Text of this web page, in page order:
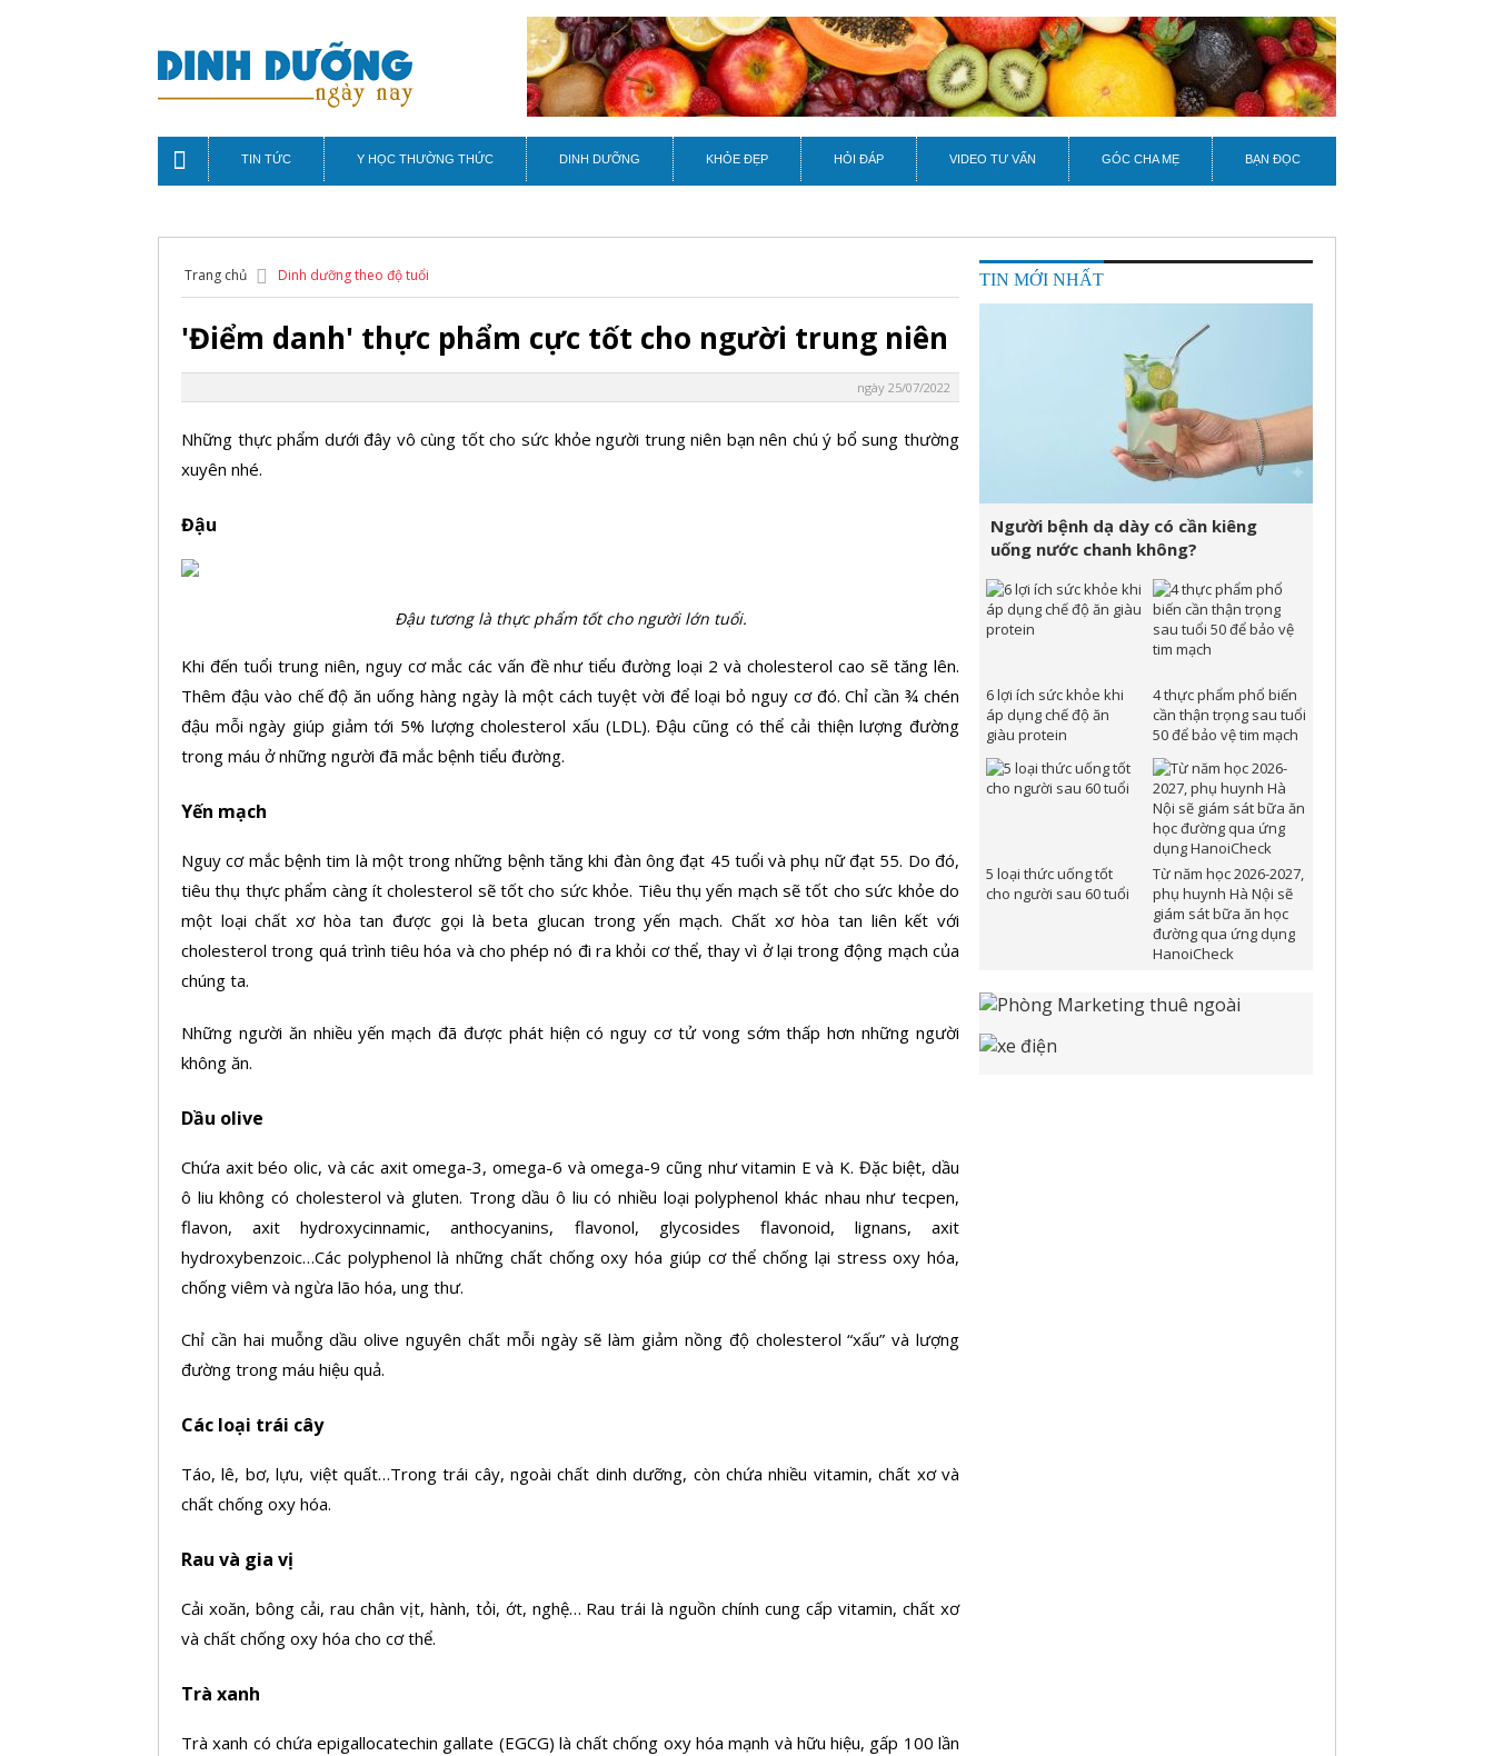
TIN TỨC Y HỌC THƯỜNG THỨC DINH DƯỠNG KHỎE ĐẸP HỎI ĐÁP VIDEO TƯ VẤN GÓC CHA MẸ BẠN ĐỌC
Trang chủ Dinh dưỡng theo độ tuổi
'Điểm danh' thực phẩm cực tốt cho người trung niên
ngày 25/07/2022
Những thực phẩm dưới đây vô cùng tốt cho sức khỏe người trung niên bạn nên chú ý bổ sung thường
xuyên nhé.
Đậu
Đậu tương là thực phẩm tốt cho người lớn tuổi.
Khi đến tuổi trung niên, nguy cơ mắc các vấn đề như tiểu đường loại 2 và cholesterol cao sẽ tăng lên.
Thêm đậu vào chế độ ăn uống hàng ngày là một cách tuyệt vời để loại bỏ nguy cơ đó. Chỉ cần ¾ chén
đậu mỗi ngày giúp giảm tới 5% lượng cholesterol xấu (LDL). Đậu cũng có thể cải thiện lượng đường
trong máu ở những người đã mắc bệnh tiểu đường.
Yến mạch
Nguy cơ mắc bệnh tim là một trong những bệnh tăng khi đàn ông đạt 45 tuổi và phụ nữ đạt 55. Do đó,
tiêu thụ thực phẩm càng ít cholesterol sẽ tốt cho sức khỏe. Tiêu thụ yến mạch sẽ tốt cho sức khỏe do
một loại chất xơ hòa tan được gọi là beta glucan trong yến mạch. Chất xơ hòa tan liên kết với
cholesterol trong quá trình tiêu hóa và cho phép nó đi ra khỏi cơ thể, thay vì ở lại trong động mạch của
chúng ta.
Những người ăn nhiều yến mạch đã được phát hiện có nguy cơ tử vong sớm thấp hơn những người
không ăn.
Dầu olive
Chứa axit béo olic, và các axit omega-3, omega-6 và omega-9 cũng như vitamin E và K. Đặc biệt, dầu
ô liu không có cholesterol và gluten. Trong dầu ô liu có nhiều loại polyphenol khác nhau như tecpen,
flavon, axit hydroxycinnamic, anthocyanins, flavonol, glycosides flavonoid, lignans, axit
hydroxybenzoic…Các polyphenol là những chất chống oxy hóa giúp cơ thể chống lại stress oxy hóa,
chống viêm và ngừa lão hóa, ung thư.
Chỉ cần hai muỗng dầu olive nguyên chất mỗi ngày sẽ làm giảm nồng độ cholesterol “xấu” và lượng
đường trong máu hiệu quả.
Các loại trái cây
Táo, lê, bơ, lựu, việt quất…Trong trái cây, ngoài chất dinh dưỡng, còn chứa nhiều vitamin, chất xơ và
chất chống oxy hóa.
Rau và gia vị
Cải xoăn, bông cải, rau chân vịt, hành, tỏi, ớt, nghệ… Rau trái là nguồn chính cung cấp vitamin, chất xơ
và chất chống oxy hóa cho cơ thể.
Trà xanh
Trà xanh có chứa epigallocatechin gallate (EGCG) là chất chống oxy hóa mạnh và hữu hiệu, gấp 100 lần
TIN MỚI NHẤT
Người bệnh dạ dày có cần kiêng
uống nước chanh không?
6 lợi ích sức khỏe khi
áp dụng chế độ ăn
giàu protein
4 thực phẩm phổ biến
cần thận trọng sau tuổi
50 để bảo vệ tim mạch
5 loại thức uống tốt
cho người sau 60 tuổi
Từ năm học 2026-2027,
phụ huynh Hà Nội sẽ
giám sát bữa ăn học
đường qua ứng dụng
HanoiCheck